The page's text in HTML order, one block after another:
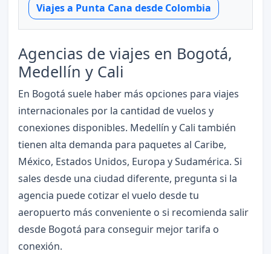
Viajes a Punta Cana desde Colombia
Agencias de viajes en Bogotá,
Medellín y Cali
En Bogotá suele haber más opciones para viajes
internacionales por la cantidad de vuelos y
conexiones disponibles. Medellín y Cali también
tienen alta demanda para paquetes al Caribe,
México, Estados Unidos, Europa y Sudamérica. Si
sales desde una ciudad diferente, pregunta si la
agencia puede cotizar el vuelo desde tu
aeropuerto más conveniente o si recomienda salir
desde Bogotá para conseguir mejor tarifa o
conexión.